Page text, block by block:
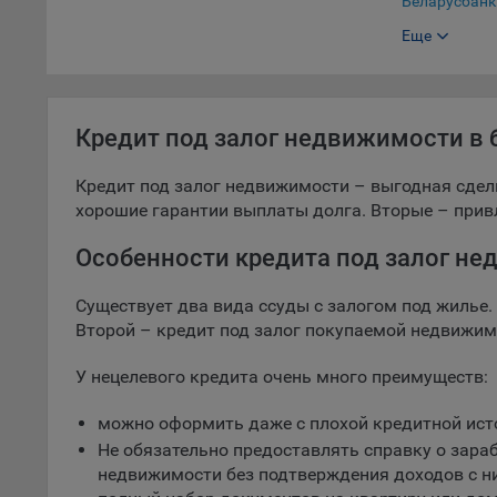
для
При
Банк БелВЭБ
БНБ-Банк
Сбер Банк
Нео Банк
МТбанк
Приорбанк
Банк РРБ
Технобанк
Еще
Кредит под залог недвижимости в
Кредит под залог недвижимости – выгодная
хорошие гарантии выплаты долга. Вторые –
Особенности кредита под залог
Существует два вида ссуды с залогом под
Второй ­– кредит под залог покупаемой
У нецелевого кредита очень много преимуществ:
можно оформить даже с плохой кредитной
Не обязательно предоставлять справку о
недвижимости без подтверждения доходов с